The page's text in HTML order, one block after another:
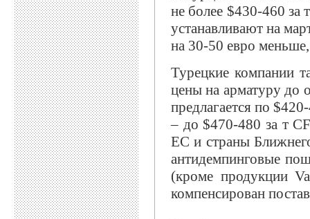
не более $430-460 за
устанавливают на
на 30-50 евро
Турецкие компании
цены на арматуру до
предлагается по
– до $470-480 за т
ЕС и страны
антидемпинговые
(кроме продукции
компенсирован